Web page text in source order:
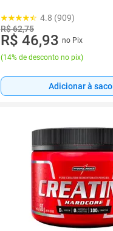
4.8 (909)
R$ 62,75
R$ 46,93 no Pix
(14% de desconto no pix)
Adicionar à